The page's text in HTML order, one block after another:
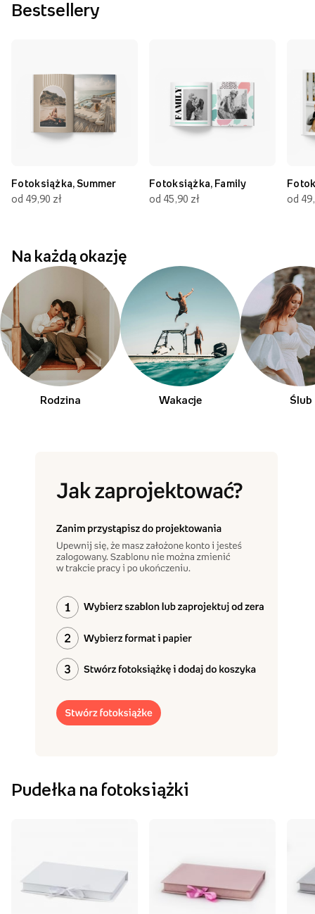
Bestsellery
Fotoksiążka, Summer
od 49,90 zł
Fotoksiążka, Family
od 45,90 zł
od
Na każdą okazję
Rodzina Wakacje Ślub
Pudełka na fotoksiążki